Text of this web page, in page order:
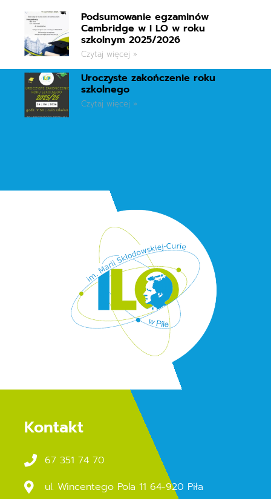
Podsumowanie egzaminów
Cambridge w I LO w roku
szkolnym 2025/2026
Czytaj więcej »
Uroczyste zakończenie roku
szkolnego
Czytaj więcej »
Kontakt
67 351 74 70
ul. Wincentego Pola 11 64-920 Piła